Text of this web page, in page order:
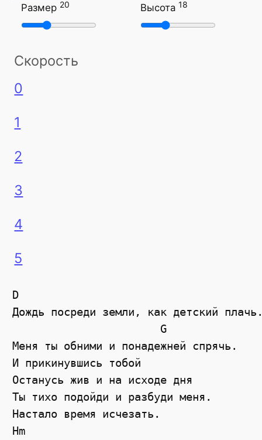
Размер 20 Высота18
Скорость
0
1
2
3
4
5
D
Дождь посреди земли, как детский
                       G
Меня ты обними и понадежней спрячь.
И прикинувшись тобой
Останусь жив и на исходе дня
Ты тихо подойди и разбуди меня.
Настало время исчезать.
Hm